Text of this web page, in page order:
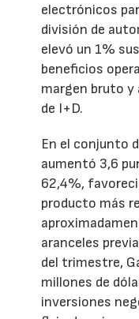
electrónicos
división de
elevó un 1%
beneficios
margen bruto y
de I+D.
En el conjunto
aumentó 3,6
62,4%,
producto más
aranceles
del trimestre,
millones de
inversiones